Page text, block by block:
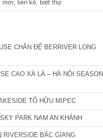
mới, liền kề, biệt thự
CHÂN ĐẾ BERRIVER LONG
CAO XÀ LÁ – HÀ NỘI SEASON
TỐ HỮU MIPEC
SKY PARK NAM AN KHÁNH
RIVERSIDE BẮC GIANG